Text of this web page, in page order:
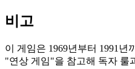
비고
이 게임은 1969년부터 1991년
"연상 게임"을 참고해 독자 룰